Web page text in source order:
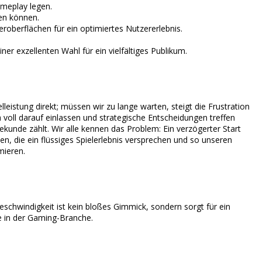
legen.
können.
für ein optimiertes Nutzererlebnis.
exzellenten Wahl für ein vielfältiges Publikum.
direkt; müssen wir zu lange warten, steigt die Frustration
darauf einlassen und strategische Entscheidungen treffen
zählt. Wir alle kennen das Problem: Ein verzögerter Start
die ein flüssiges Spielerlebnis versprechen und so unseren
ist kein bloßes Gimmick, sondern sorgt für ein
der Gaming-Branche.